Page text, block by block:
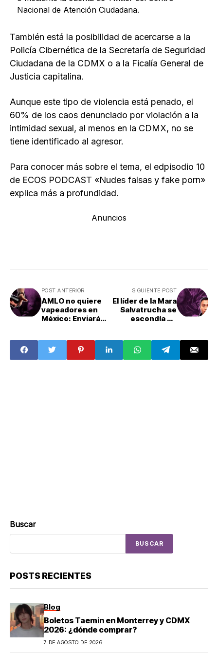
Nacional de Atención Ciudadana.
También está la posibilidad de acercarse a la
Policía Cibernética de la Secretaría de Seguridad
Ciudadana de la CDMX o a la Ficalía General de
Justicia capitalina.
Aunque este tipo de violencia está penado, el
60% de los caos denunciado por violación a la
intimidad sexual, al menos en la CDMX, no se
tiene identificado al agresor.
Para conocer más sobre el tema, el edpisodio 10
de ECOS PODCAST «Nudes falsas y fake porn»
explica más a profundidad.
Anuncios
POST ANTERIOR
AMLO no quiere
vapeadores en
México: Enviará
SIGUIENTE POST
El líder de la Mara
Salvatrucha se
escondía en
Buscar
BUSCAR
POSTS RECIENTES
Blog
Boletos Taemin en Monterrey y CDMX
2026: ¿dónde comprar?
7 DE AGOSTO DE 2026